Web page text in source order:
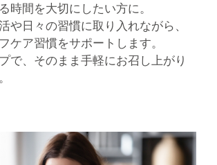
時間を大切にしたい方に。
や日々の習慣に取り入れながら、
ケア習慣をサポートします。
で、そのまま手軽にお召し上がり